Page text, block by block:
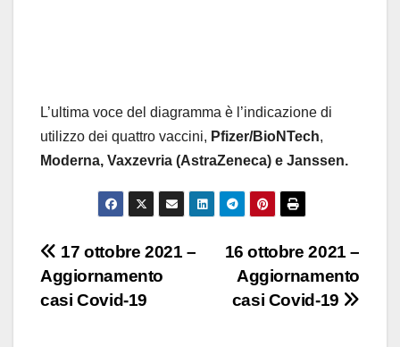
L’ultima voce del diagramma è l’indicazione di
utilizzo dei quattro vaccini, Pfizer/BioNTech,
Moderna, Vaxzevria (AstraZeneca) e Janssen.
Navigazione
articoli
16 ottobre 2021 –
Aggiornamento
casi Covid-19
17 ottobre 2021 –
Aggiornamento
casi Covid-19